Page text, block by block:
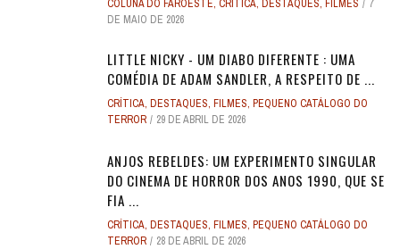
COLUNA DO FAROESTE, CRÍTICA, DESTAQUES, FILMES
7
DE MAIO DE 2026
LITTLE NICKY - UM DIABO DIFERENTE : UMA
COMÉDIA DE ADAM SANDLER, A RESPEITO DE ...
CRÍTICA, DESTAQUES, FILMES, PEQUENO CATÁLOGO DO
TERROR
29 DE ABRIL DE 2026
ANJOS REBELDES: UM EXPERIMENTO SINGULAR
DO CINEMA DE HORROR DOS ANOS 1990, QUE SE
FIA ...
CRÍTICA, DESTAQUES, FILMES, PEQUENO CATÁLOGO DO
TERROR
28 DE ABRIL DE 2026